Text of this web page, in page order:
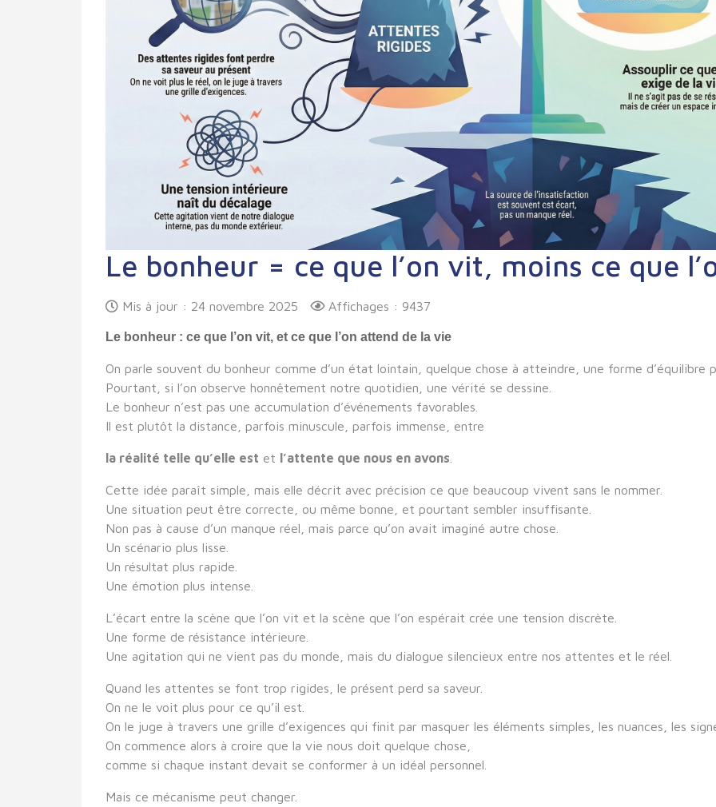
Le bonheur = ce que l’on vit, moins ce que
Mis à jour : 24 novembre 2025 Affichages : 9437
Le bonheur : ce que l’on vit, et ce que l’on attend de la vie
On parle souvent du bonheur comme d’un état lointain, quelque chose à atteindre, une forme
Pourtant, si l’on observe honnêtement notre quotidien, une vérité se dessine.
Le bonheur n’est pas une accumulation d’événements favorables.
Il est plutôt la distance, parfois minuscule, parfois immense, entre
la réalité telle qu’elle est et l’attente que nous en avons
Cette idée paraît simple, mais elle décrit avec précision ce que beaucoup vivent sans le nommer.
Une situation peut être correcte, ou même bonne, et pourtant sembler insuffisante.
Non pas à cause d’un manque réel, mais parce qu’on avait imaginé autre chose.
Un scénario plus lisse.
Un résultat plus rapide.
Une émotion plus intense.
L’écart entre la scène que l’on vit et la scène que l’on espérait crée une tension discrète.
Une forme de résistance intérieure.
Une agitation qui ne vient pas du monde, mais du dialogue silencieux entre nos attentes et le réel.
Quand les attentes se font trop rigides, le présent perd sa saveur.
On ne le voit plus pour ce qu’il est.
On le juge à travers une grille d’exigences qui finit par masquer les éléments simples, les nuances, les
On commence alors à croire que la vie nous doit quelque chose,
comme si chaque instant devait se conformer à un idéal personnel.
Mais ce mécanisme peut changer.